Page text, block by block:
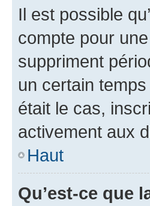
Il est possible
compte pour
suppriment
un certain
était le cas,
activement aux
Haut
Qu’est-ce que